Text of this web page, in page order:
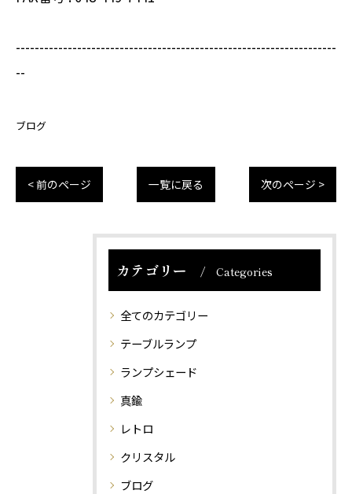
--------------------------------------------------------------------
--
ブログ
< 前のページ 一覧に戻る 次のページ >
カテゴリー Categories
全てのカテゴリー
テーブルランプ
ランプシェード
真鍮
レトロ
クリスタル
ブログ